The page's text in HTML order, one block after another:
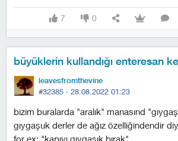
7 0
büyüklerin kullandığı enteresan
leavesfromthevine
#32385 · 28.08.2022 01:23
bizim buralarda "aralık" manasınd
gıygaşuk derler de ağız özelliğindendir
for ex: "kapıyı gıygaşık bırak"